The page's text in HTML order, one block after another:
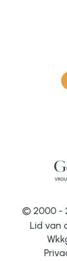
© 2000 -
Lid van